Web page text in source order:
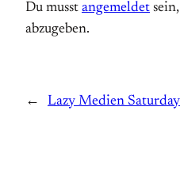
Du musst angemeldet
abzugeben.
← Lazy Medien Saturday